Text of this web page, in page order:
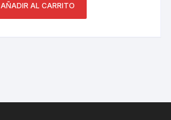
AÑADIR AL CARRITO